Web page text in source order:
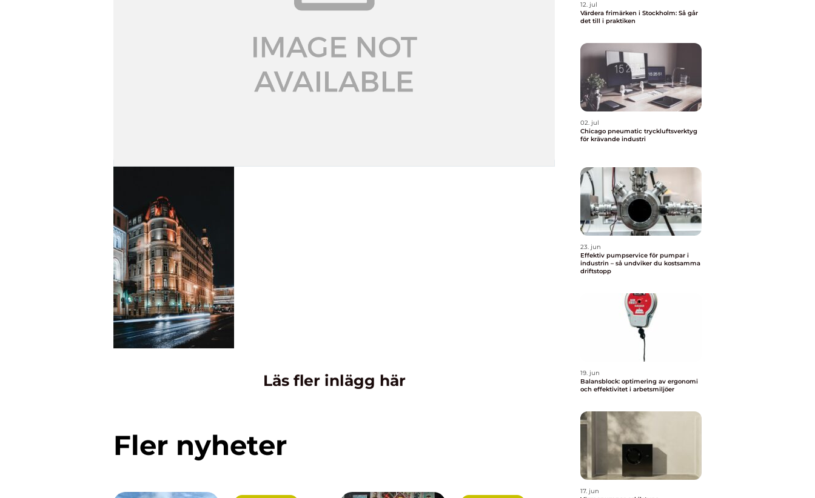
Läs fler inlägg här
Fler nyheter
12. jul
Värdera frimärken i Stockholm: Så går
det till i praktiken
02. jul
Chicago pneumatic tryckluftsverktyg
för krävande industri
23. jun
Effektiv pumpservice för pumpar i
industrin – så undviker du kostsamma
driftstopp
19. jun
Balansblock: optimering av ergonomi
och effektivitet i arbetsmiljöer
17. jun